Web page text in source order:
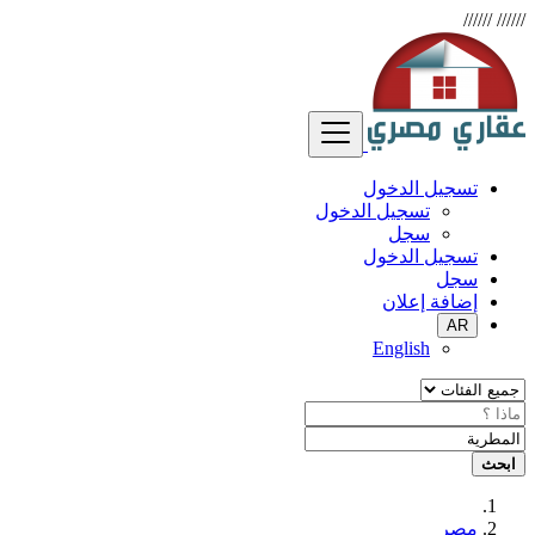
//////
//////
تسجيل الدخول
تسجيل الدخول
سجل
تسجيل الدخول
سجل
إضافة إعلان
AR
English
ابحث
مصر